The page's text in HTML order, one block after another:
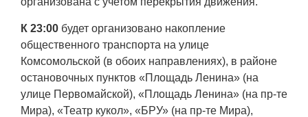
К 23:00 будет организовано накопление
общественного транспорта на улице
Комсомольской (в обоих направлениях), в районе
остановочных пунктов «Площадь Ленина» (на
улице Первомайской), «Площадь Ленина» (на пр-те
Мира), «Театр кукол», «БРУ» (на пр-те Мира),